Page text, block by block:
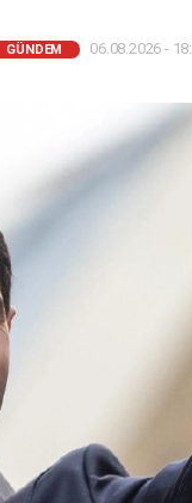
GÜNDEM 06.08.2026 -